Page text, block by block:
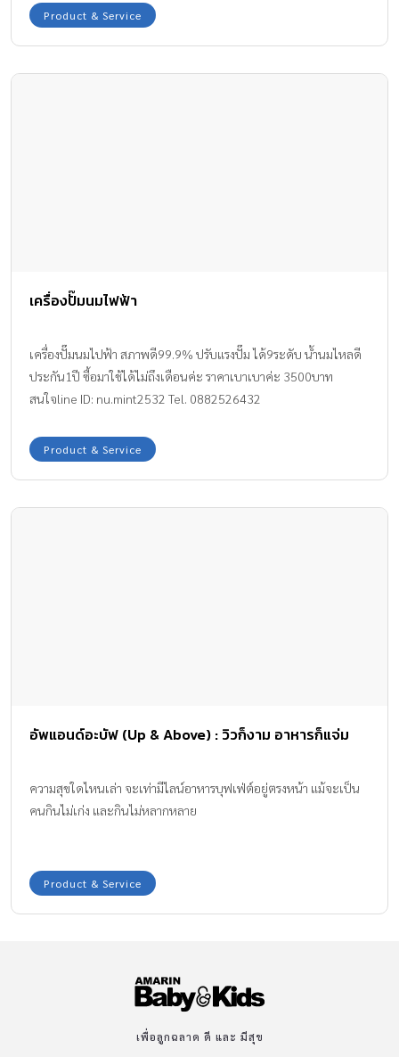
เจ้าพระยา ชมสาธิตการทำขนมไทยโบราณที่บ้านขนมไทย เรียนรู้
สถาปัตยกรรมและศิลปะเก่าแก่กว่า 200 ปี ที่วัดปรมัยยิกาวาส ปิดท้าย
: รถส่วนตัว มาทาง ห้าแยกปากเกร็ด ผ่านไฟแดงสี่แยกปากเกร็ดแล้ว
Product & Service
เครื่องปั๊มนมไฟฟ้า
เครื่องปั๊มนมไปฟ้า สภาพดี99.9% ปรับแรงปั๊ม ได้9ระดับ น้ำนมไหลดี
ประกัน1ปี ซื้อมาใช้ได้ไม่ถึงเดือนค่ะ ราคาเบาเบาค่ะ 3500บาท
สนใจline ID: nu.mint2532 Tel. 0882526432
Product & Service
อัพแอนด์อะบัฟ (Up & Above) : วิวก็งาม อาหารก็แจ่ม
ความสุขใดไหนเล่า จะเท่ามีไลน์อาหารบุฟเฟ่ต์อยู่ตรงหน้า แม้จะเป็น
คนกินไม่เก่ง และกินไม่หลากหลาย
Product & Service
เพื่อลูกฉลาด ดี และ มีสุข